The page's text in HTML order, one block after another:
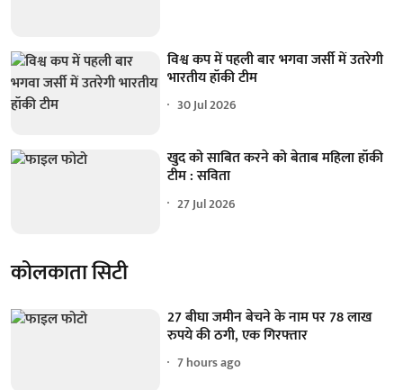
विश्व कप में पहली बार भगवा जर्सी में उतरेगी
भारतीय हॉकी टीम
30 Jul 2026
खुद को साबित करने को बेताब महिला हॉकी
टीम : सविता
27 Jul 2026
कोलकाता सिटी
27 बीघा जमीन बेचने के नाम पर 78 लाख
रुपये की ठगी, एक गिरफ्तार
7 hours ago